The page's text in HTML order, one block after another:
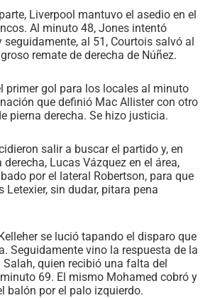
Liverpool mantuvo el asedio en el
Al minuto 48, Jones intentó
seguidamente, al 51, Courtois salvó al
remate de derecha de Núñez.
primer gol para los locales al minuto
que definió Mac Allister con otro
pierna derecha. Se hizo justicia.
salir a buscar el partido y, en
Lucas Vázquez en el área,
por el lateral Robertson, para que
Letexier, sin dudar, pitara pena
se lució tapando el disparo que
Seguidamente vino la respuesta de la
Salah, quien recibió una falta del
69. El mismo Mohamed cobró y
balón por el palo izquierdo.